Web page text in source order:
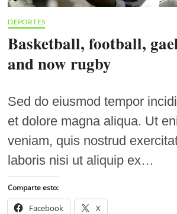
DEPORTES
Basketball, football,
and now rugby
Sed do eiusmod tempor
et dolore magna aliqua. Ut
veniam, quis nostrud
laboris nisi ut aliquip ex…
Comparte esto:
Facebook X